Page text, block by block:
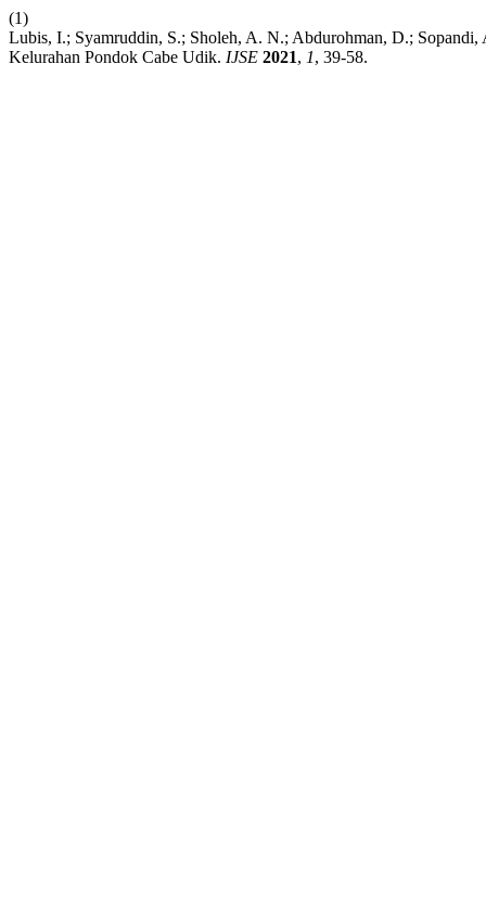
(1)
Lubis, I.; Syamruddin, S.; Sholeh, A. N.; Abdurohman, D.;
Kelurahan Pondok Cabe Udik. IJSE 2021, 1, 39-58.